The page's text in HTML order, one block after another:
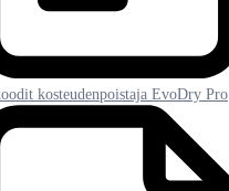
kosteudenpoistaja EvoDry Pro